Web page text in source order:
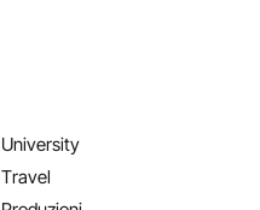
University
Travel